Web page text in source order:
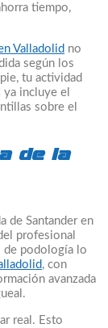
tiempo,
Valladolid no
según los
tu actividad
incluye el
sobre el
de la
de Santander en
profesional
de podología lo
, con
avanzada
real. Esto